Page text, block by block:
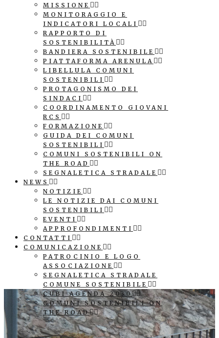
MISSIONE
MONITORAGGIO E
INDICATORI LOCALI
RAPPORTO DI
SOSTENIBILITÀ
BANDIERA SOSTENIBILE
PIATTAFORMA ARENULA
LIBELLULA COMUNI
SOSTENIBILI
PROTAGONISMO DEI
SINDACI
COORDINAMENTO GIOVANI
RCS
FORMAZIONE
GUIDA DEI COMUNI
SOSTENIBILI
COMUNI SOSTENIBILI ON
THE ROAD
SEGNALETICA STRADALE
NEWS
NOTIZIE
LE NOTIZIE DAI COMUNI
SOSTENIBILI
EVENTI
APPROFONDIMENTI
CONTATTI
COMUNICAZIONE
PATROCINIO E LOGO
ASSOCIAZIONE
SEGNALETICA STRADALE
COMUNE SOSTENIBILE
CUBI AGENDA 2030
COMUNI SOSTENIBILI ON
THE ROAD